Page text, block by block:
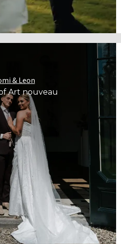
& Leon
Art nouveau